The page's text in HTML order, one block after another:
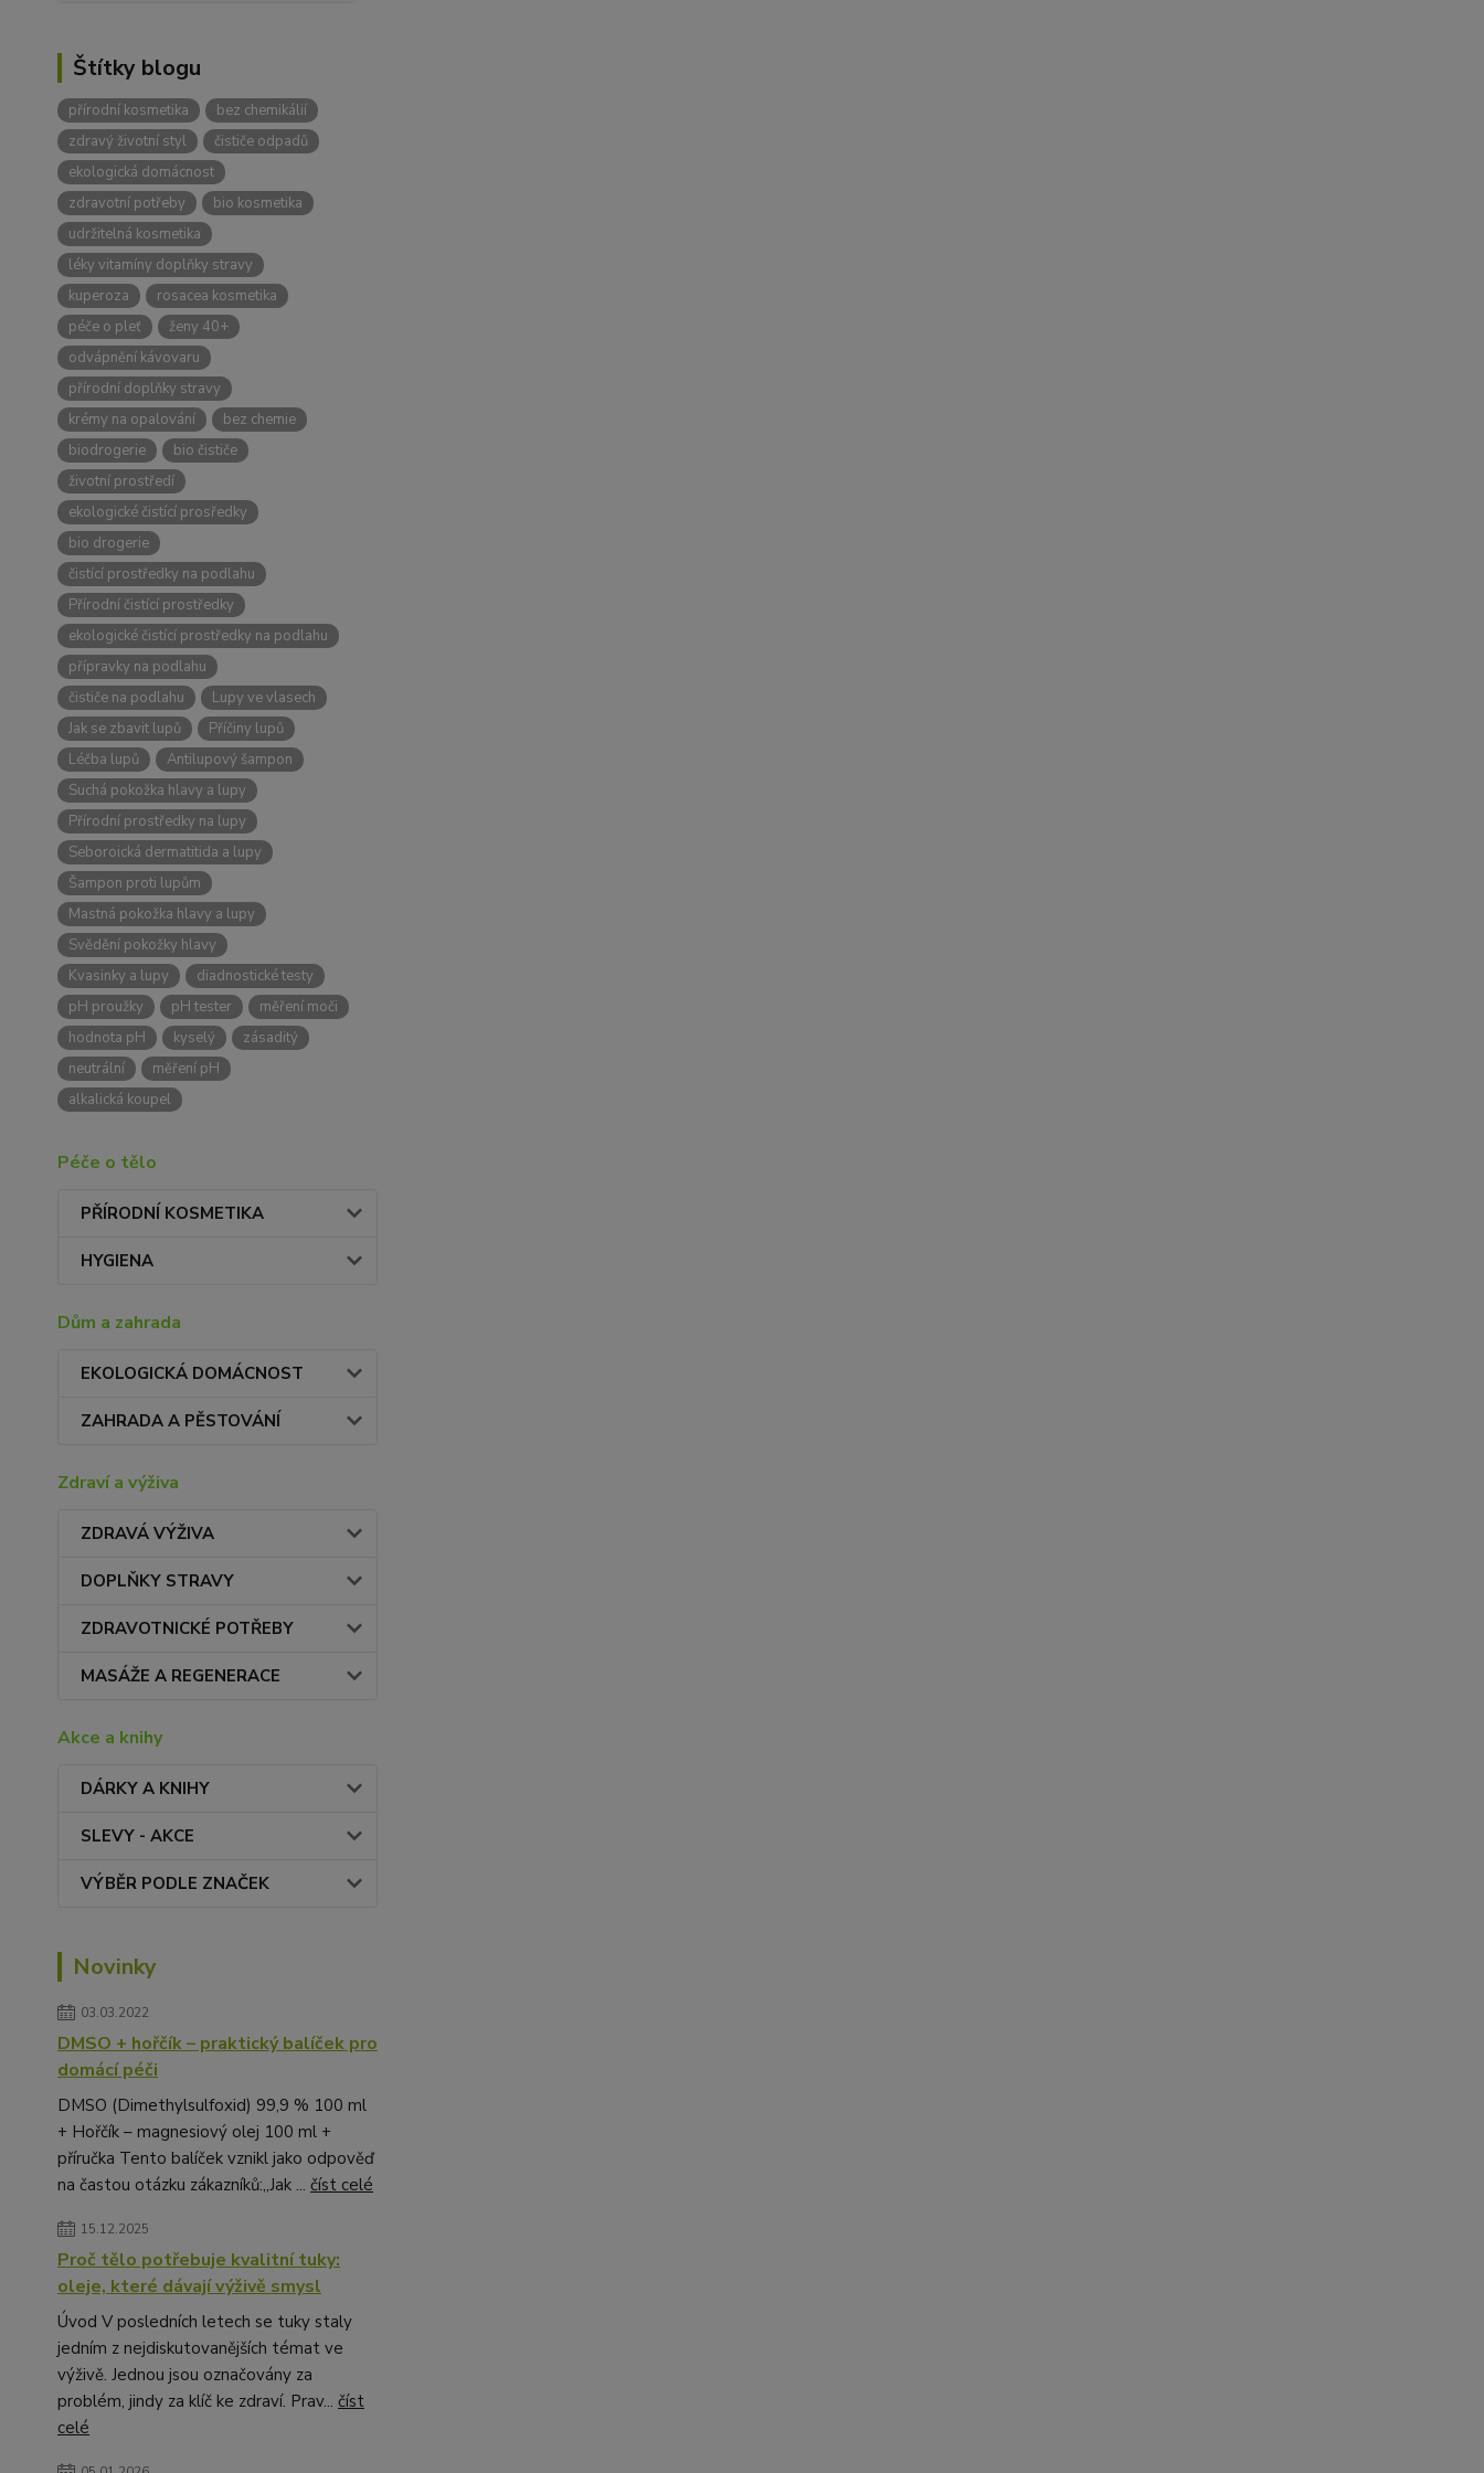
Štítky blogu
přírodní kosmetika
bez chemikálií
zdravý životní styl
čističe odpadů
ekologická domácnost
zdravotní potřeby
bio kosmetika
udržitelná kosmetika
léky vitamíny doplňky stravy
kuperoza
rosacea kosmetika
péče o pleť
ženy 40+
odvápnění kávovaru
přírodní doplňky stravy
krémy na opalování
bez chemie
biodrogerie
bio čističe
životní prostředí
ekologické čistící prosředky
bio drogerie
čistící prostředky na podlahu
Přírodní čistící prostředky
ekologické čistící prostředky na podlahu
přípravky na podlahu
čističe na podlahu
Lupy ve vlasech
Jak se zbavit lupů
Příčiny lupů
Léčba lupů
Antilupový šampon
Suchá pokožka hlavy a lupy
Přírodní prostředky na lupy
Seboroická dermatitida a lupy
Šampon proti lupům
Mastná pokožka hlavy a lupy
Svědění pokožky hlavy
Kvasinky a lupy
diadnostické testy
pH proužky
pH tester
měření moči
hodnota pH
kyselý
zásaditý
neutrální
měření pH
alkalická koupel
Péče o tělo
PŘÍRODNÍ KOSMETIKA
HYGIENA
Dům a zahrada
EKOLOGICKÁ DOMÁCNOST
ZAHRADA A PĚSTOVÁNÍ
Zdraví a výživa
ZDRAVÁ VÝŽIVA
DOPLŇKY STRAVY
ZDRAVOTNICKÉ POTŘEBY
MASÁŽE A REGENERACE
Akce a knihy
DÁRKY A KNIHY
SLEVY - AKCE
VÝBĚR PODLE ZNAČEK
Novinky
03.03.2022
DMSO + hořčík – praktický balíček pro
domácí péči
DMSO (Dimethylsulfoxid) 99,9 % 100 ml
+ Hořčík – magnesiový olej 100 ml +
příručka Tento balíček vznikl jako odpověď
na častou otázku zákazníků:„Jak ... číst celé
15.12.2025
Proč tělo potřebuje kvalitní tuky:
oleje, které dávají výživě smysl
Úvod V posledních letech se tuky staly
jedním z nejdiskutovanějších témat ve
výživě. Jednou jsou označovány za
problém, jindy za klíč ke zdraví. Prav... číst
celé